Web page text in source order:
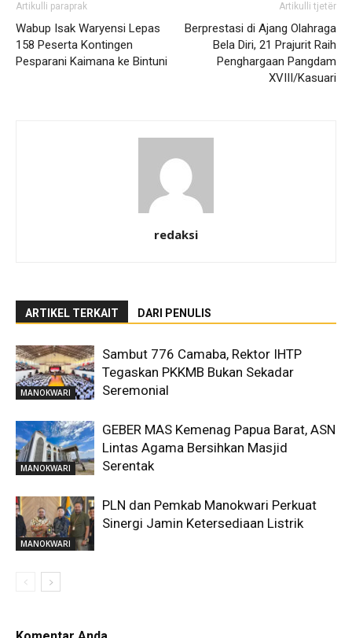
Artikulli paraprak
Wabup Isak Waryensi Lepas
158 Peserta Kontingen
Pesparani Kaimana ke Bintuni
Artikulli tjetër
Berprestasi di Ajang Olahraga
Bela Diri, 21 Prajurit Raih
Penghargaan Pangdam
XVIII/Kasuari
redaksi
ARTIKEL TERKAIT DARI PENULIS
MANOKWARI
Sambut 776 Camaba, Rektor IHTP
Tegaskan PKKMB Bukan Sekadar
Seremonial
MANOKWARI
GEBER MAS Kemenag Papua Barat, ASN
Lintas Agama Bersihkan Masjid
Serentak
MANOKWARI
PLN dan Pemkab Manokwari Perkuat
Sinergi Jamin Ketersediaan Listrik